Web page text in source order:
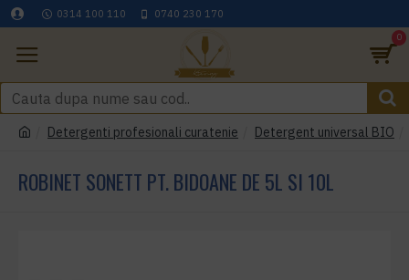
0314 100 110 0740 230 170
0
Detergenti profesionali curatenie Detergent universal BIO
ROBINET SONETT PT. BIDOANE DE 5L SI 10L